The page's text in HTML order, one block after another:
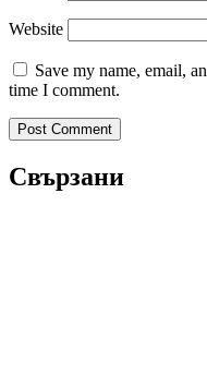
Website
Save my name, email,
time I comment.
Свързани